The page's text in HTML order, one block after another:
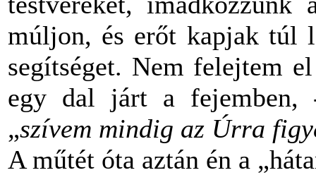
múljon, és erőt kapjak túl
segítséget. Nem felejtem
egy dal járt a fejemben,
„szívem mindig az Úrra
A műtét óta aztán én a